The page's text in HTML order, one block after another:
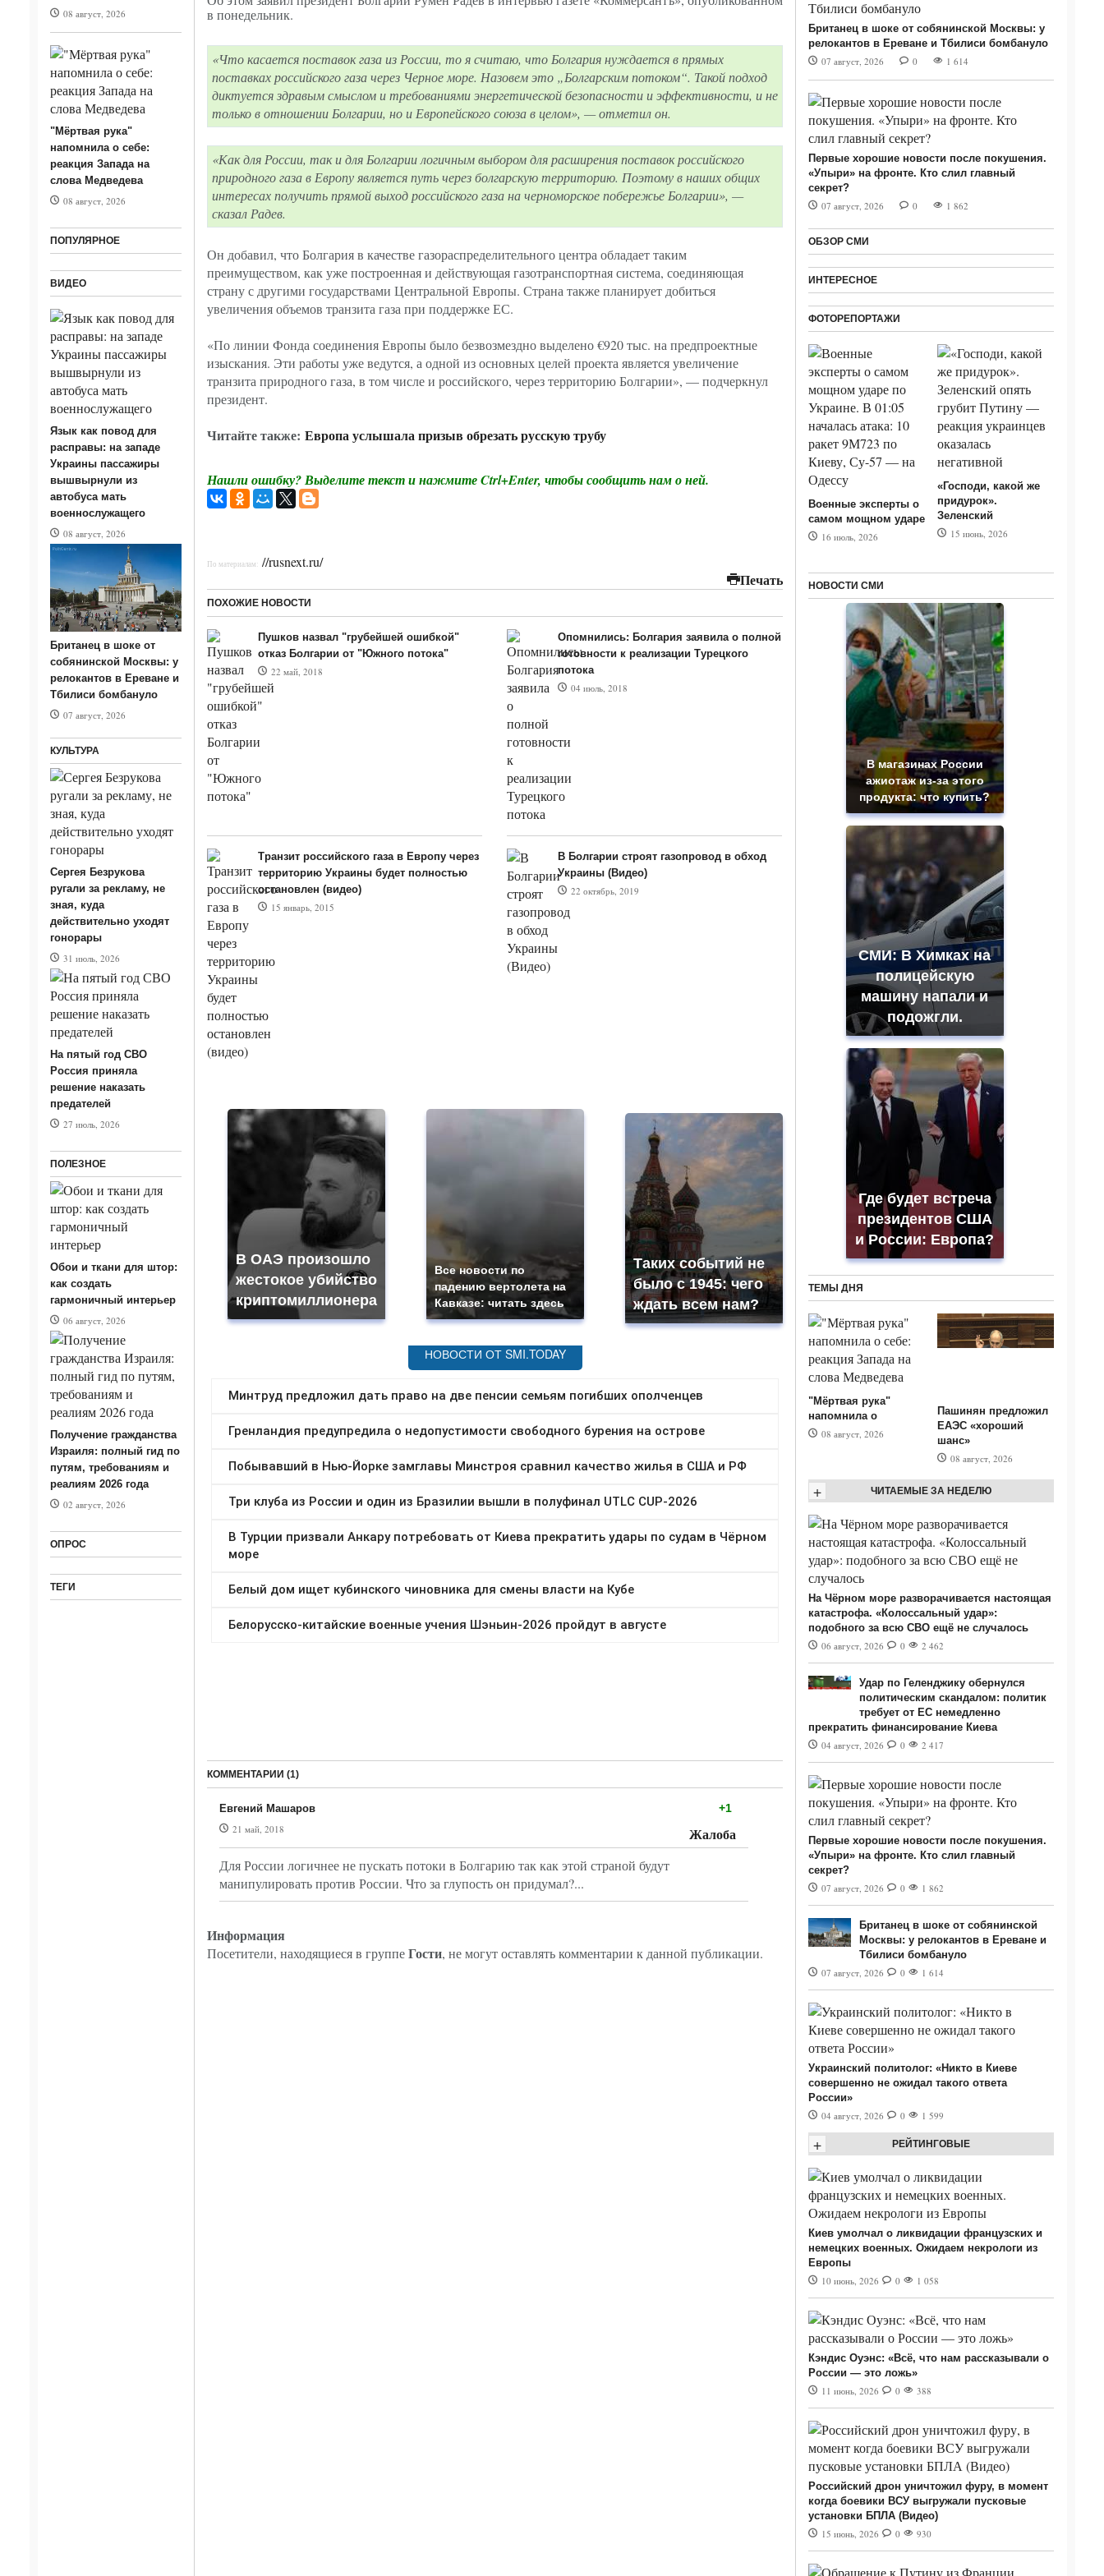
в понедельник.
«Что касается поставок газа из России, то я считаю, что Болгария нуждается в прямых
поставках российского газа через Черное море. Назовем это „Болгарским потоком“. Такой подход
диктуется здравым смыслом и требованиями энергетической безопасности и эффективности, и не
только в отношении Болгарии, но и Европейского союза в целом», — отметил он.
«Как для России, так и для Болгарии логичным выбором для расширения поставок российского
природного газа в Европу является путь через болгарскую территорию. Поэтому в наших общих
интересах получить прямой выход российского газа на черноморское побережье Болгарии», —
сказал Радев.
Он добавил, что Болгария в качестве газораспределительного центра обладает таким
преимуществом, как уже построенная и действующая газотранспортная система, соединяющая
страну с другими государствами Центральной Европы. Страна также планирует добиться
увеличения объемов транзита газа при поддержке ЕС.
«По линии Фонда соединения Европы было безвозмездно выделено €920 тыс. на предпроектные
изыскания. Эти работы уже ведутся, а одной из основных целей проекта является увеличение
транзита природного газа, в том числе и российского, через территорию Болгарии», — подчеркнул
президент.
Читайте также: Европа услышала призыв обрезать русскую трубу
Нашли ошибку? Выделите текст и нажмите Ctrl+Enter, чтобы сообщить нам о ней.
По материалам: //rusnext.ru/
Печать
ПОХОЖИЕ НОВОСТИ
Пушков назвал "грубейшей ошибкой"
отказ Болгарии от "Южного потока"
22 май, 2018
Опомнились: Болгария заявила о полной
готовности к реализации Турецкого
потока
04 июль, 2018
Транзит российского газа в Европу через
территорию Украины будет полностью
остановлен (видео)
15 январь, 2015
В Болгарии строят газопровод в обход
Украины (Видео)
22 октябрь, 2019
В ОАЭ произошло
жестокое убийство
криптомиллионера
Все новости по
падению вертолета на
Кавказе: читать здесь
Таких событий не
было с 1945: чего
ждать всем нам?
КОММЕНТАРИИ (1)
Евгений Машаров +1
21 май, 2018 Жалоба
Для России логичнее не пускать потоки в Болгарию так как этой страной будут
манипулировать против России. Что за глупость он придумал?...
Информация
Посетители, находящиеся в группеГости, не могут оставлять комментарии к данной публикации.
Британец в шоке от собянинской Москвы: у
релокантов в Ереване и Тбилиси бомбануло
07 август, 2026
0 1 614
Первые хорошие новости после покушения.
«Упыри» на фронте. Кто слил главный
секрет?
07 август, 2026
0 1 862
ОБЗОР СМИ
ИНТЕРЕСНОЕ
ФОТОРЕПОРТАЖИ
Военные эксперты о
самом мощном ударе
16 июль, 2026
«Господи, какой же
придурок».
Зеленский
15 июнь, 2026
НОВОСТИ СМИ
В магазинах России
ажиотаж из-за этого
продукта: что купить?
СМИ: В Химках на
полицейскую
машину напали и
подожгли.
Где будет встреча
президентов США
и России: Европа?
ТЕМЫ ДНЯ
"Мёртвая рука"
напомнила о
08 август, 2026
Пашинян предложил
ЕАЭС «хороший
шанс»
08 август, 2026
ЧИТАЕМЫЕ ЗА НЕДЕЛЮ
+
На Чёрном море разворачивается настоящая
катастрофа. «Колоссальный удар»:
подобного за всю СВО ещё не случалось
06 август, 2026
0 2 462
Удар по Геленджику обернулся
политическим скандалом: политик
требует от ЕС немедленно
прекратить финансирование Киева
04 август, 2026
0 2 417
Первые хорошие новости после покушения.
«Упыри» на фронте. Кто слил главный
секрет?
07 август, 2026
0 1 862
Британец в шоке от собянинской
Москвы: у релокантов в Ереване и
Тбилиси бомбануло
07 август, 2026
0 1 614
Украинский политолог: «Никто в Киеве
совершенно не ожидал такого ответа
России»
04 август, 2026
0 1 599
РЕЙТИНГОВЫЕ
+
Киев умолчал о ликвидации французских и
немецких военных. Ожидаем некрологи из
Европы
10 июнь, 2026
0 1 058
Кэндис Оуэнс: «Всё, что нам рассказывали о
России — это ложь»
11 июнь, 2026
0 388
Российский дрон уничтожил фуру, в момент
когда боевики ВСУ выгружали пусковые
установки БПЛА (Видео)
15 июнь, 2026
0 930
08 август, 2026
"Мёртвая рука"
напомнила о себе:
реакция Запада на
слова Медведева
08 август, 2026
ПОПУЛЯРНОЕ
ВИДЕО
Язык как повод для
расправы: на западе
Украины пассажиры
вышвырнули из
автобуса мать
военнослужащего
08 август, 2026
Британец в шоке от
собянинской Москвы: у
релокантов в Ереване и
Тбилиси бомбануло
07 август, 2026
КУЛЬТУРА
Сергея Безрукова
ругали за рекламу, не
зная, куда
действительно уходят
гонорары
31 июль, 2026
На пятый год СВО
Россия приняла
решение наказать
предателей
27 июль, 2026
ПОЛЕЗНОЕ
Обои и ткани для штор:
как создать
гармоничный интерьер
06 август, 2026
Получение гражданства
Израиля: полный гид по
путям, требованиям и
реалиям 2026 года
02 август, 2026
ОПРОС
ТЕГИ